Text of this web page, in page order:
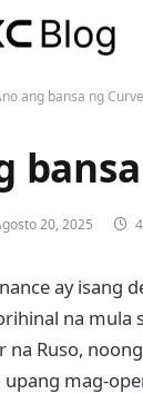
ang bansa ng
20, 2025
ay isang
na mula
Ruso,
upang mag-